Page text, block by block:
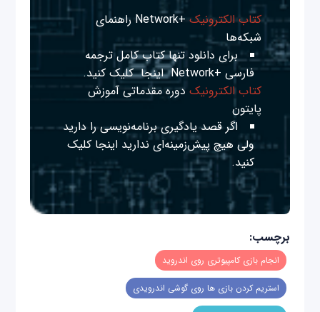
کتاب الکترونیک
+Network راهنمای
شبکه‌ها
برای دانلود تنها کتاب کامل ترجمه
فارسی +Network
اینجا کلیک کنید.
کتاب الکترونیک دوره مقدماتی آموزش
پایتون
اگر قصد یادگیری برنامه‌نویسی را دارید
ولی هیچ پیش‌زمینه‌ای نداریداینجا کلیک
کنید.
برچسب:
انجام بازی کامپیوتری روی اندروید
استریم کردن بازی ها روی گوشی اندرویدی